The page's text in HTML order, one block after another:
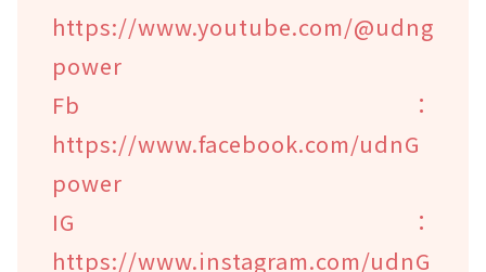
https://www.youtube.com/@udng
power
Fb：
https://www.facebook.com/udnG
power
IG：
https://www.instagram.com/udnG